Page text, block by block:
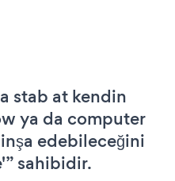
stab at kendin
ya da computer
edebileceğini
sahibidir.